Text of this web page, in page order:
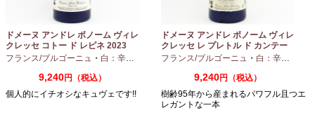
ドメーヌ アンドレ ボノーム ヴィレ
クレッセ コトー ド レピネ 2023
750ml
フランス/ブルゴーニュ ・ 白：辛口 シャルドネ
9,240円（税込）
個人的にイチオシなキュヴェです!!
ドメーヌ アンドレ ボノーム ヴィレ
クレッセ レ プレトル ド カンテー
ヌ 2023 750ml
フランス/ブルゴーニュ ・ 白：辛口
9,240円（税込）
樹齢95年から産まれるパワフル且つエ
レガントな一本